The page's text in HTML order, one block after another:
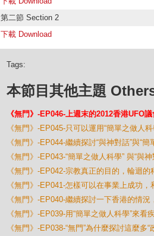
第二節 Section 2
下載 Download
Tags:
本節目其他主題
《無門》-EP046-上週末的2012香港UFO
《無門》-EP045-只可以運用“簡單之做人
《無門》-EP044-繼續探討“與神對話”與“簡
《無門》-EP043-“簡單之做人科學” 與“與神
《無門》-EP042-宗教真正的目的，輪迴
《無門》-EP041-怎樣可以在事業上成功，
《無門》-EP040-繼續探討一下香港的情況
《無門》-EP039-用“簡單之做人科學”來看
《無門》-EP038-“無門”為什麼探討這麼多